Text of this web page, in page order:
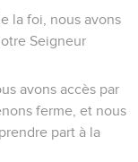
la foi, nous avons
Seigneur
avons accès par
ferme, et nous
part à la